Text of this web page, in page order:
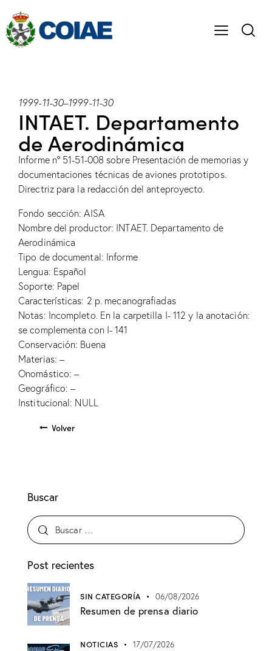
1999-11-30–1999-11-30
INTAET. Departamento
de Aerodinámica
Informe nº 51-51-008 sobre Presentación de memorias y
documentaciones técnicas de aviones prototipos.
Directriz para la redacción del anteproyecto.
Fondo sección: AISA
Nombre del productor: INTAET. Departamento de
Aerodinámica
Tipo de documental: Informe
Lengua: Español
Soporte: Papel
Características: 2 p. mecanografiadas
Notas: Incompleto. En la carpetilla I- 112 y la anotación:
se complementa con I- 141
Conservación: Buena
Materias: –
Onomástico: –
Geográfico: –
Institucional: NULL
Volver
Buscar
Post recientes
SIN CATEGORÍA 06/08/2026
Resumen de prensa diario
NOTICIAS 17/07/2026